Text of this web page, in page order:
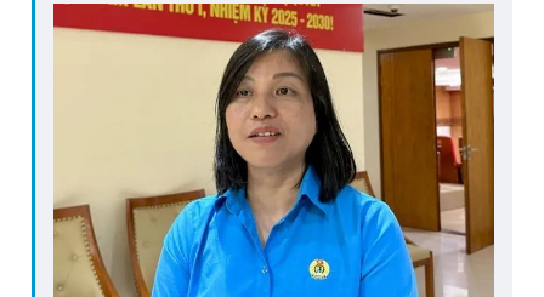
Liên hệ quảng cáo
0908 780 404
RSS Tòa soạn Chính sách bảo
Tổng biên tập: Nguyễn Ngọc Toàn
Phó tổng biên tập thường trực: Hải Thành
Phó tổng biên tập: Lâm Hiếu Dũng
Phó tổng biên tập: Trần Việt Hưng
Tổng thư ký tòa soạn: Đức Trung